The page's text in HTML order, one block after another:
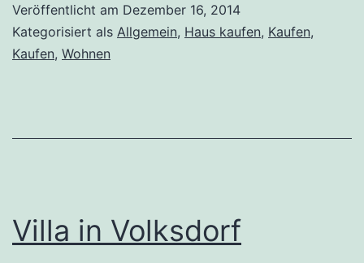
Waidmannslust
Veröffentlicht am Dezember 16, 2014
Kategorisiert als Allgemein, Haus kaufen, Kaufen,
Kaufen, Wohnen
Villa in Volksdorf